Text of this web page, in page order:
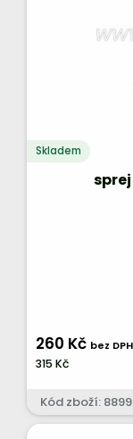
Skladem
260 Kč bez DPH
315 Kč
Kód zboží: